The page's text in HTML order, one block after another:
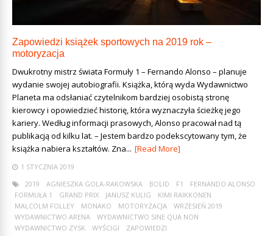
Zapowiedzi książek sportowych na 2019 rok –
motoryzacja
Dwukrotny mistrz świata Formuły 1 – Fernando Alonso – planuje
wydanie swojej autobiografii. Książka, którą wyda Wydawnictwo
Planeta ma odsłaniać czytelnikom bardziej osobistą stronę
kierowcy i opowiedzieć historię, która wyznaczyła ścieżkę jego
kariery. Według informacji prasowych, Alonso pracował nad tą
publikacją od kilku lat. – Jestem bardzo podekscytowany tym, że
książka nabiera kształtów. Zna... [Read More]
1 STYCZNIA 2019
2019
AGNIESZKA GOLA-RAKOWSKA BOLID F1
FERNANDO ALONSO
FORMUŁA 1
GRAND PRIX JANUSZ KULIG
KIMI RAIKKONEN
MALCOLM FOLLEY
MONAKO MOTORYZACJA
WRZESIEŃ 2019
WYDAWNICTWO ARENA
WYDAWNICTWO SINE QUA NON
WYDAWNICTWO ZYSK
WYŚCIGI ZAPOWIEDZI